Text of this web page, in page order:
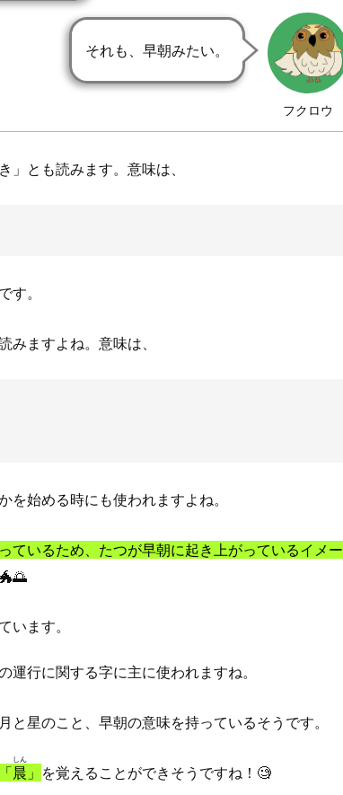
フクロウ
それも、早朝みたい。
」とも読みます。意味は、
す。
みますよね。意味は、
を始める時にも使われますよね。
ているため、たつが早朝に起き上がっているイメー
います。
行に関する字に主に使われますね。
と星のこと、早朝の意味を持っているそうです。
晨
しん
」 を覚えることができそうですね！🧐